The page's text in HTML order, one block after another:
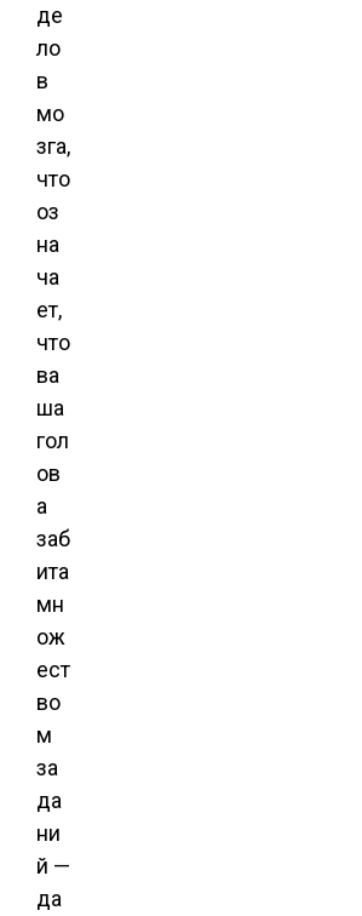
де
ло
в
мо
зга,
что
оз
на
ча
ет,
что
ва
ша
гол
ов
а
заб
ита
мн
ож
ест
во
м
за
да
ни
й —
да